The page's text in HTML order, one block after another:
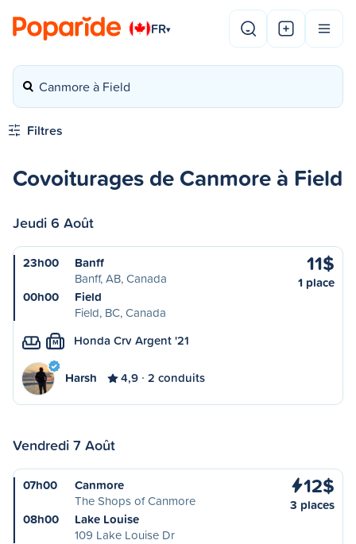
FR▾
Canmore à Field
Filtres
Covoiturages de Canmore à Field
Jeudi 6 Août
23h00
Banff
Banff, AB, Canada
00h00
Field
Field, BC, Canada
11$
1 place
M Honda Crv Argent '21
Harsh 4,9 2 conduits
Vendredi 7 Août
07h00
Canmore
The Shops of Canmore
08h00
Lake Louise
109 Lake Louise Dr
12$
3 places